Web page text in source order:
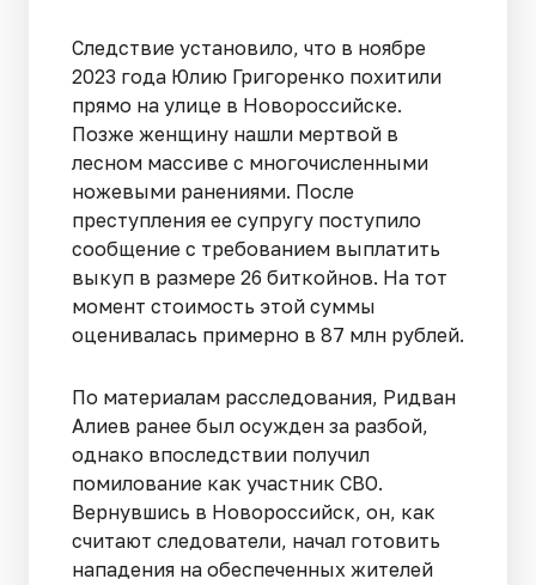
Следствие установило, что в ноябре
2023 года Юлию Григоренко похитили
прямо на улице в Новороссийске.
Позже женщину нашли мертвой в
лесном массиве с многочисленными
ножевыми ранениями. После
преступления ее супругу поступило
сообщение с требованием выплатить
выкуп в размере 26 биткойнов. На тот
момент стоимость этой суммы
оценивалась примерно в 87 млн рублей.
По материалам расследования, Ридван
Алиев ранее был осужден за разбой,
однако впоследствии получил
помилование как участник СВО.
Вернувшись в Новороссийск, он, как
считают следователи, начал готовить
нападения на обеспеченных жителей